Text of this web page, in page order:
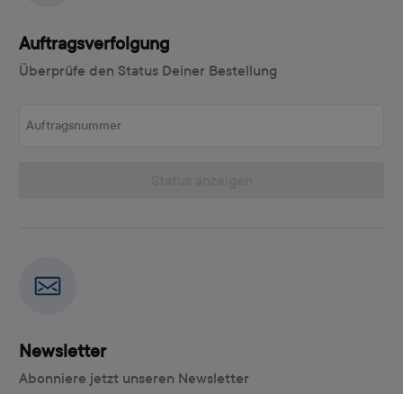
Auftragsverfolgung
Überprüfe den Status Deiner Bestellung
Newsletter
Abonniere jetzt unseren Newsletter